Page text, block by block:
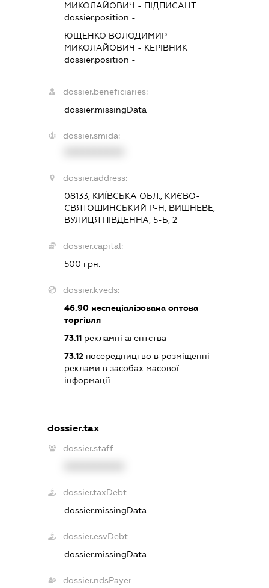
МИКОЛАЙОВИЧ - ПІДПИСАНТ
dossier.position -
ЮЩЕНКО ВОЛОДИМИР
МИКОЛАЙОВИЧ - КЕРІВНИК
dossier.position -
dossier.beneficiaries:
dossier.missingData
dossier.smida:
dossier.address:
08133, КИЇВСЬКА ОБЛ., КИЄВО-
СВЯТОШИНСЬКИЙ Р-Н, ВИШНЕВЕ,
ВУЛИЦЯ ПІВДЕННА, 5-Б, 2
dossier.capital:
500 грн.
dossier.kveds:
46.90неспеціалізована оптова
торгівля
73.11рекламні агентства
73.12посередництво в розміщенні
реклами в засобах масової
інформації
dossier.tax
dossier.staff
dossier.taxDebt
dossier.missingData
dossier.esvDebt
dossier.missingData
dossier.ndsPayer